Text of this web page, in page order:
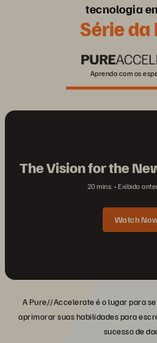
tecnologia
Série da
Aprenda com os
The Vision for the
20 mins. Exibido
Watch
A Pure//Accelerate é o lugar para
aprimorar suas habilidades para
sucesso de